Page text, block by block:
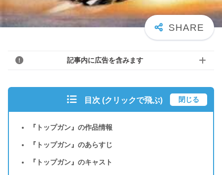
記事内に広告を含みます
目次 (クリックで飛ぶ) 閉じる
『トップガン』の作品情報
『トップガン』のあらすじ
『トップガン』のキャスト